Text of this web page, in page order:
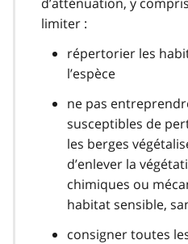
limiter :
répertorier les
l’espèce
ne pas
susceptibles de
les berges
d’enlever la
chimiques ou
habitat sensible,
consigner toutes